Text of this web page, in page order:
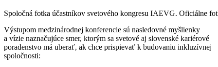
Spoločná fotka účastníkov svetového kongresu IAEVG. Oficiálne
Výstupom medzinárodnej konferencie sú nasledovné myšlienky
a vízie naznačujúce smer, ktorým sa svetové aj slovenské kariérové
poradenstvo má uberať, ak chce prispievať k budovaniu inkluzívnej
spoločnosti: